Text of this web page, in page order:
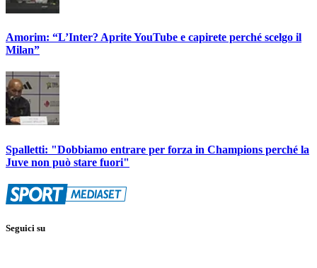
Amorim: “L’Inter? Aprite YouTube e capirete perché scelgo il
Milan”
Spalletti: "Dobbiamo entrare per forza in Champions perché la
Juve non può stare fuori"
Seguici su